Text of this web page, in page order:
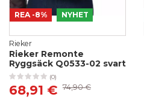
REA -8% NYHET
Rieker
Rieker Remonte
Ryggsäck Q0533-02 svart
(0)
68,91 € 74,90 €